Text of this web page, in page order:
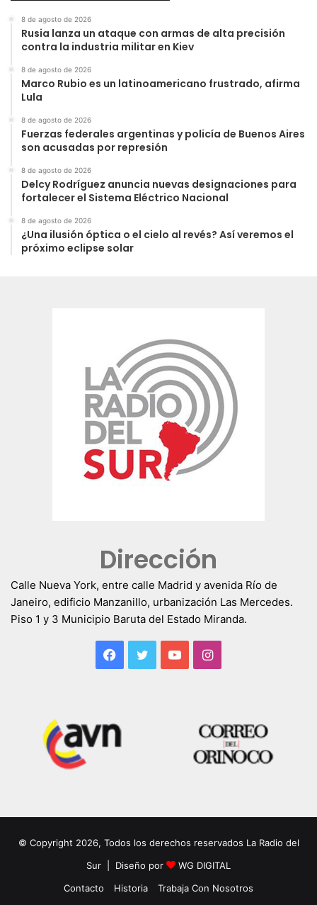
8 de agosto de 2026
Rusia lanza un ataque con armas de alta precisión
contra la industria militar en Kiev
8 de agosto de 2026
Marco Rubio es un latinoamericano frustrado, afirma
Lula
8 de agosto de 2026
Fuerzas federales argentinas y policía de Buenos Aires
son acusadas por represión
8 de agosto de 2026
Delcy Rodríguez anuncia nuevas designaciones para
fortalecer el Sistema Eléctrico Nacional
8 de agosto de 2026
¿Una ilusión óptica o el cielo al revés? Así veremos el
próximo eclipse solar
Dirección
Calle Nueva York, entre calle Madrid y avenida Río de
Janeiro, edificio Manzanillo, urbanización Las Mercedes.
Piso 1 y 3 Municipio Baruta del Estado Miranda.
Facebook
TwitterYouTubeInstagram
© Copyright 2026, Todos los derechos reservados La Radio del
Sur | Diseño por
WG DIGITAL
Contacto
Historia Trabaja Con Nosotros